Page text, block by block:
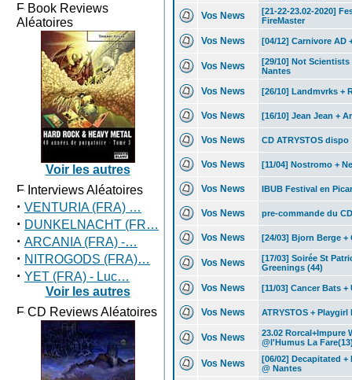
Book Reviews
Aléatoires
Voir les autres
Interviews Aléatoires
· VENTURIA (FRA) …
· DUNKELNACHT (FR…
· ARCANIA (FRA) -…
· NITROGODS (FRA)…
· YET (FRA) - Luc…
Voir les autres
CD Reviews Aléatoires
Vos News
[21-22-23.02-2020]
FireMaster
Vos News [04/12] Carnivore AD
Vos News
[29/10] Not Scientists
Nantes
Vos News [26/10] Landmvrks +
Vos News [16/10] Jean Jean +
Vos News CD ATRYSTOS dispo
Vos News [11/04] Nostromo +
Vos News IBUB Festival en
Vos News pre-commande du
Vos News [24/03] Bjorn Berge +
Vos News
[17/03] Soirée St
Greenings (44)
Vos News [11/03] Cancer Bats
Vos News ATRYSTOS + Playgirl
Vos News
23.02 Rorcal+Impure
@l'Humus La
Vos News
[06/02] Decapitated +
@ Nantes